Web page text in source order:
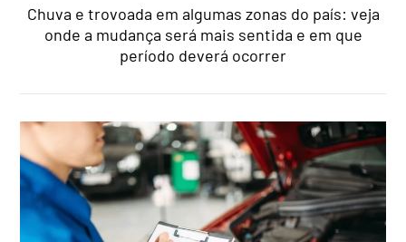
Chuva e trovoada em algumas zonas do país: veja
onde a mudança será mais sentida e em que
período deverá ocorrer